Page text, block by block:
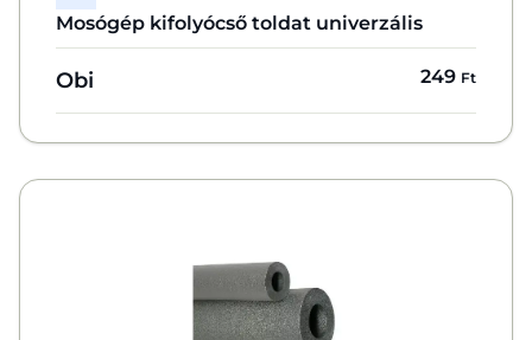
Mosógép kifolyócső toldat univerzális
Obi 249 Ft